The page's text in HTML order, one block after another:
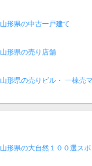
山形県の中古一戸建て
山形県の売り店舗
山形県の売りビル・ 一棟売
山形県の大自然１００選ス